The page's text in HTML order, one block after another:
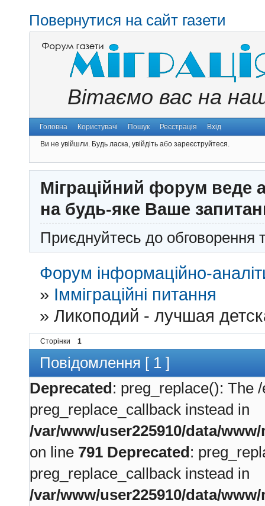
Повернутися на сайт газети
Вітаємо вас на
Головна Користувачі Пошук Реєстрація Вхід
Ви не увійшли. Будь ласка, увійдіть або зареєструйтеся.
Міграційний форум веде
на будь-яке Ваше
Приєднуйтесь до обговорення
Форум інформаційно-
» Імміграційні питання
»Ликоподий - лучшая
Сторінки 1
Повідомлення [ 1 ]
Deprecated: preg_replace(): The
preg_replace_callback instead in
/var/www/user225910/data/
on line 791 Deprecated:
preg_replace_callback instead in
/var/www/user225910/data/